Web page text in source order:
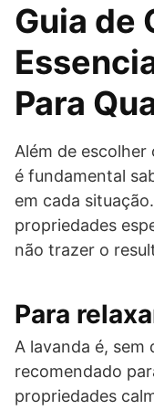
Guia de
Para
Além de
é fundamental
em cada
propriedades
não trazer o
Para
A lavanda é, sem
recomendado
propriedades